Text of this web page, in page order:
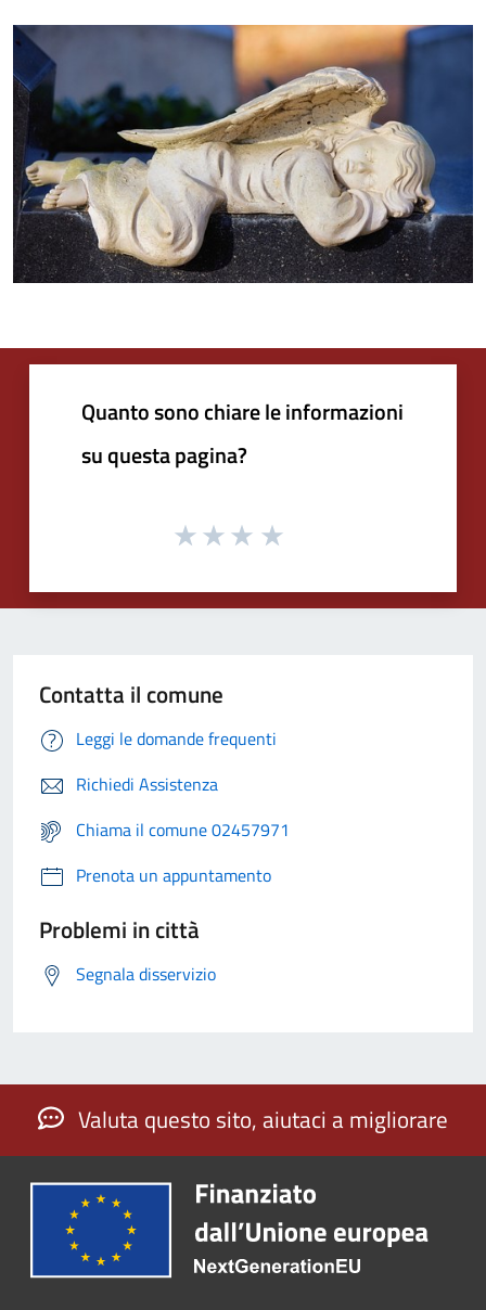
Quanto sono chiare le informazioni
su questa pagina?
Contatta il comune
Leggi le domande frequenti
Richiedi Assistenza
Chiama il comune 02457971
Prenota un appuntamento
Problemi in città
Segnala disservizio
Valuta questo sito, aiutaci a migliorare